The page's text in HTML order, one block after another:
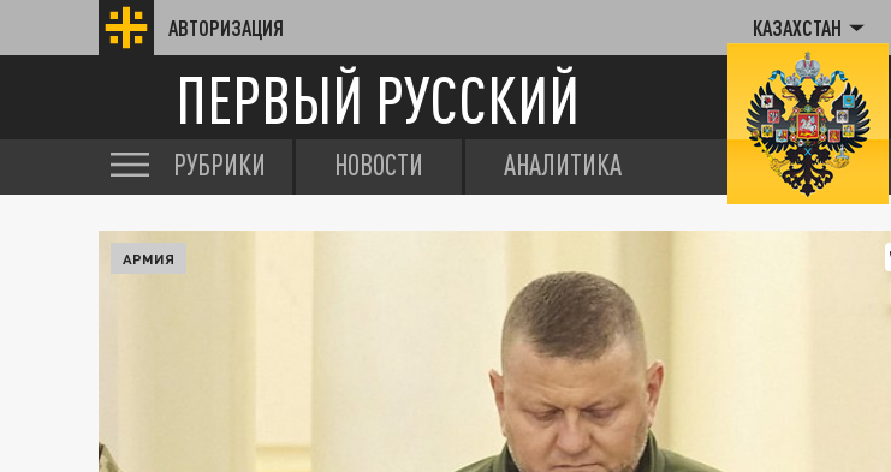
АВТОРИЗАЦИЯ КАЗАХСТАН
ПЕРВЫЙ РУССКИЙ
РУБРИКИ НОВОСТИ АНАЛИТИКА
АРМИЯ